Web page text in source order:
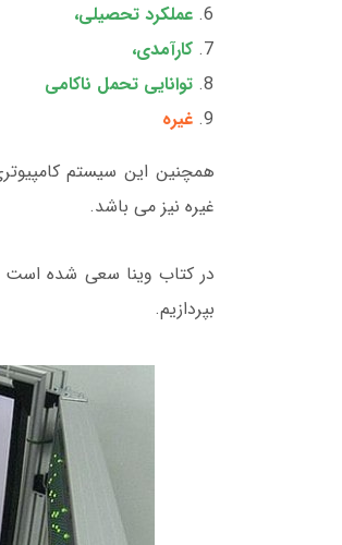
عملکرد تحصیلی،
کارآمدی،
توانایی تحمل ناکامی
غیره
همچنین این سیستم
غیره نیز می ­باشد.
در کتاب وینا سعی شده است
‌بپردازیم.